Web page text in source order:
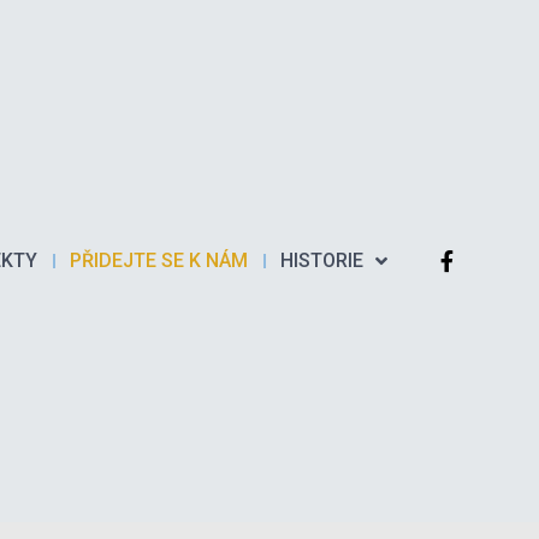
PŘIDEJTE SE K NÁM HISTORIE